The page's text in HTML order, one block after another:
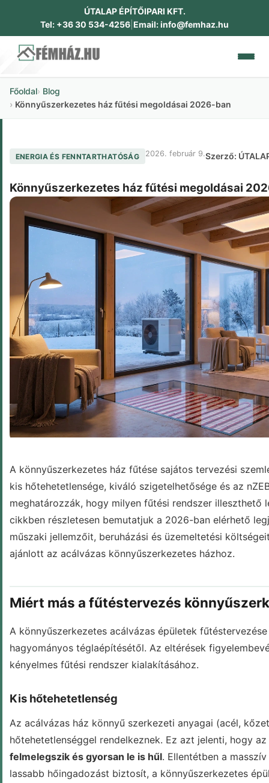
ÚTALAP ÉPÍTŐIPARI KFT.
Tel: +36 30 534-4256 Email: info@femhaz.hu
IPARI ÉPÜLETEK
DOKUMENTUMOK
GALÉRIA
KAPCSOLAT
BLOG
Főoldal Blog
Könnyűszerkezetes ház fűtési megoldásai 2026-ban
ENERGIA ÉS FENNTARTHATÓSÁG 2026. február 9.Szerző:
Könnyűszerkezetes ház fűtési megoldásai
A könnyűszerkezetes ház fűtése sajátos tervezési
kis hőtehetetlensége, kiváló szigetelhetősége és az
meghatározzák, hogy milyen fűtési rendszer illeszthető
cikkben részletesen bemutatjuk a 2026-ban elérhető
műszaki jellemzőit, beruházási és üzemeltetési
ajánlott az acálvázas könnyűszerkezetes házhoz.
Miért más a fűtéstervezés
A könnyűszerkezetes acálvázas épületek
hagyományos téglaépítésétől. Az eltérések
kényelmes fűtési rendszer kialakításához.
Kis hőtehetetlenség
Az acálvázas ház könnyű szerkezeti anyagai (acél,
hőtehetetlenséggel rendelkeznek. Ez azt jelenti, hogy
felmelegszik és gyorsan le is hűl. Ellentétben a
lassabb hőingadozást biztosít, a könnyűszerkezetes